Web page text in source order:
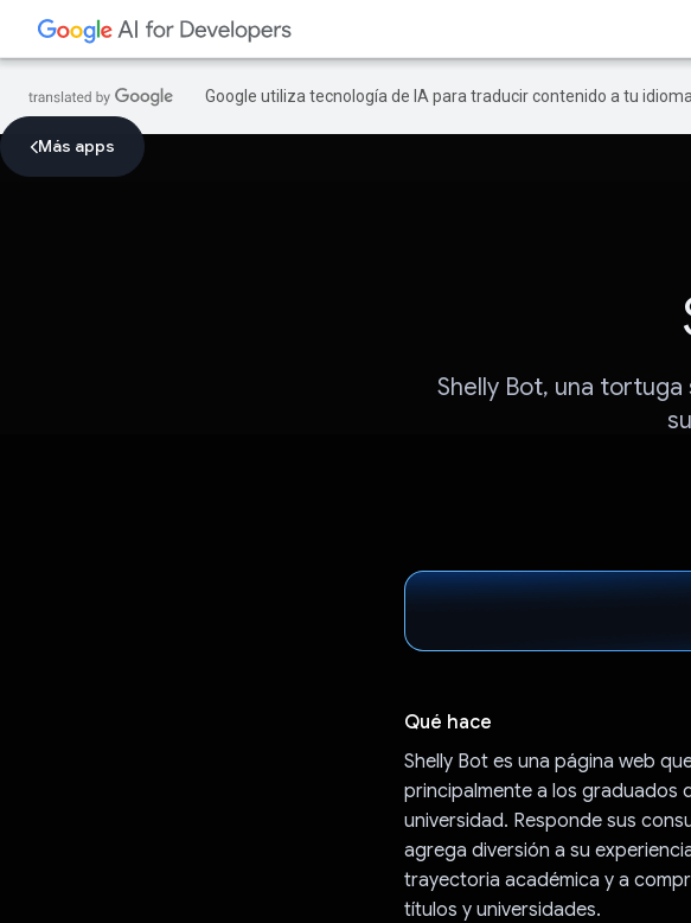
Google utiliza tecnología de IA para traducir contenido a tu
Más apps
Shelly Bot, una
Qué hace
Shelly Bot es una página web
principalmente a los graduados
universidad. Responde sus
agrega diversión a su
trayectoria académica y a
títulos y universidades.